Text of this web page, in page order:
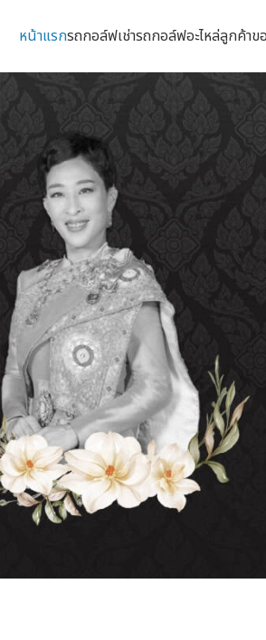
หน้าแรกรถกอล์ฟเช่ารถกอล์ฟอะไหล่ลูกค้าข